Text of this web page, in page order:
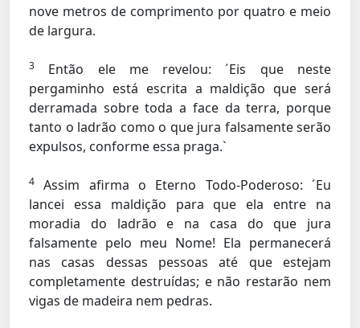
nove metros de comprimento por quatro e meio
de largura.
3
Então ele me revelou: ´Eis que neste
pergaminho está escrita a maldição que será
derramada sobre toda a face da terra, porque
tanto o ladrão como o que jura falsamente serão
expulsos, conforme essa praga.`
4
Assim afirma o Eterno Todo-Poderoso: ´Eu
lancei essa maldição para que ela entre na
moradia do ladrão e na casa do que jura
falsamente pelo meu Nome! Ela permanecerá
nas casas dessas pessoas até que estejam
completamente destruídas; e não restarão nem
vigas de madeira nem pedras.